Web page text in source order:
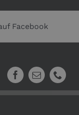
Facebook